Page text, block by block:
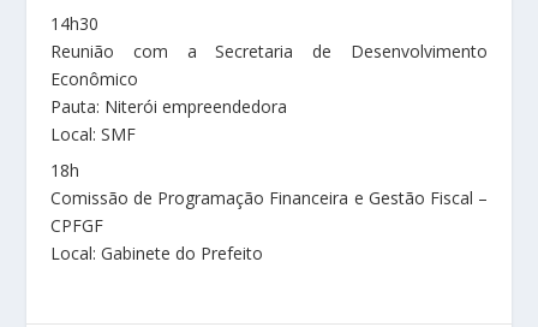
14h30
Reunião com a Secretaria de Desenvolvimento
Econômico
Pauta: Niterói empreendedora
Local: SMF
18h
Comissão de Programação Financeira e Gestão Fiscal –
CPFGF
Local: Gabinete do Prefeito